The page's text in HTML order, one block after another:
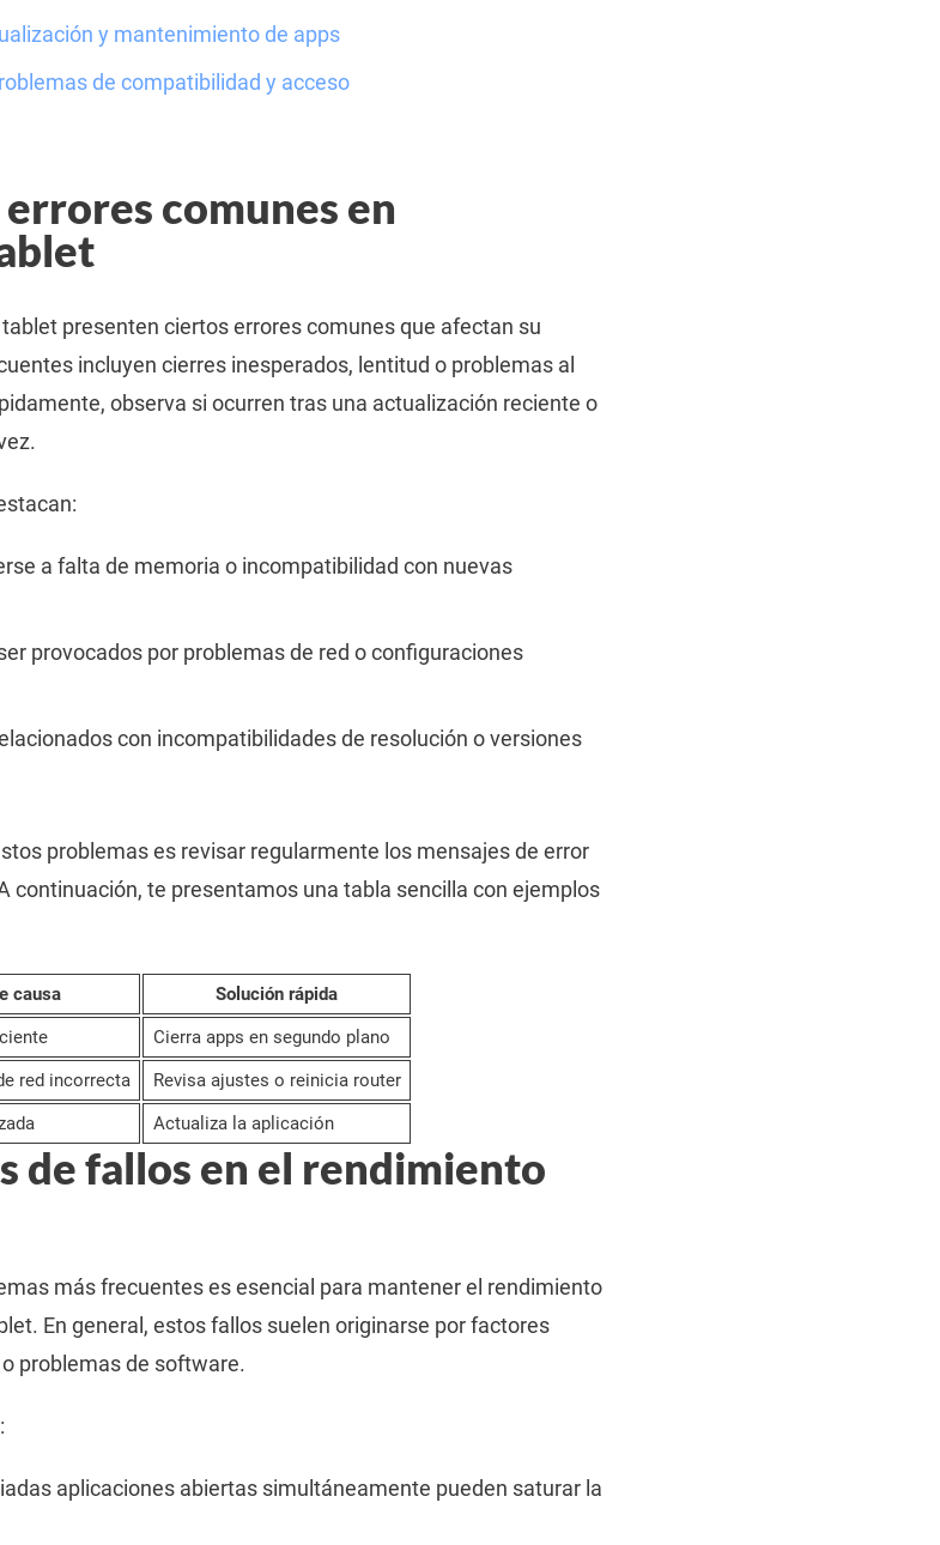
y mantenimiento de apps
de compatibilidad y acceso
comunes en
presenten ciertos errores comunes que afectan su
incluyen cierres inesperados, lentitud o problemas al
observa si ocurren tras una actualización reciente o
a falta de memoria o incompatibilidad con nuevas
provocados por problemas de red o configuraciones
con incompatibilidades de resolución o versiones
problemas es revisar regularmente los mensajes de error
continuación, te presentamos una tabla sencilla con ejemplos
causa
Solución rápida
Cierra apps en segundo plano
red incorrecta
Revisa ajustes o reinicia router
Actualiza la aplicación
de fallos en el rendimiento
más frecuentes es esencial para mantener el rendimiento
En general, estos fallos suelen originarse por factores
problemas de software.
aplicaciones abiertas simultáneamente pueden saturar la